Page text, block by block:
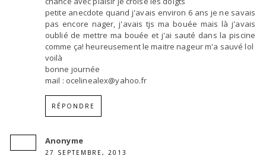
petite anecdote quand j'avais environ 6 ans je ne savais
pas encore nager, j'avais tjs ma bouée mais là j'avais
oublié de mettre ma bouée et j'ai sauté dans la piscine
comme ça! heureusement le maitre nageur m'a sauvé lol
voilà
bonne journée
mail : ocelinealex@yahoo.fr
RÉPONDRE
Anonyme
27 SEPTEMBRE, 2013